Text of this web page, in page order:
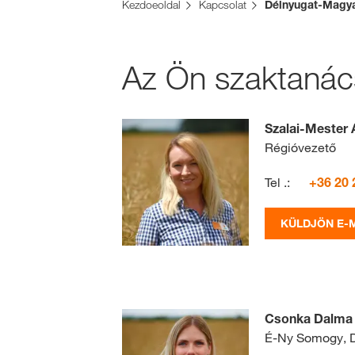
Kezdoeoldal Kapcsolat Délnyugat-
Az Ön
Szalai-Mester
Régióvezető
Tel .: +36 20
KÜLDJÖN E-
Csonka Dalma
É-Ny Somogy,